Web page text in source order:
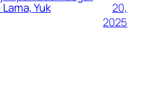
Yuk
20,
2025